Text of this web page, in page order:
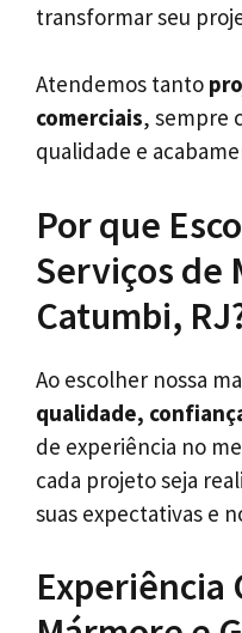
transformar seu
Atendemos tanto
comerciais, sempre
qualidade e
Por que
Serviços de
Catumbi,
Ao escolher nossa
qualidade,
de experiência no
cada projeto seja
suas expectativas e
Experiência